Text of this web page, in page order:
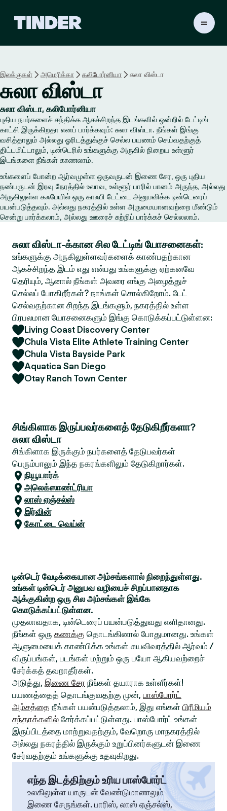
ம்
இலக்குகள் அமெரிக்கா கலிபோர்னியா சுலா விஸ்டா
சுலா விஸ்டா
சுலா விஸ்டா, கலிபோர்னியா
புதிய நபர்களைச் சந்திக்க ஆகச்சிறந்த இடங்களில் ஒன்றில் டேட்டிங்
காட்சி இருக்கிறதா எனப் பார்க்கவும்: சுலா விஸ்டா. நீங்கள் இங்கு
வசித்தாலும் அல்லது ஓரிடத்துக்குச் செல்ல பயணம் செய்வதற்குத்
திட்டமிட்டாலும், டின்டெரில் உங்களுக்கு அருகில் நிறைய உள்ளூர்
இடங்களை நீங்கள் காணலாம்.
உங்களைப் போன்ற ஆர்வமுள்ள ஒருவருடன் இணை சேர, ஒரு புதிய
நண்பருடன் இரவு நேரத்தில் உலாவ, உள்ளூர் பாரில் பானம் அருந்த, அல்லது
அருகிலுள்ள கஃபேயில் ஒரு காஃபி டேட்டை அனுபவிக்க டின்டெரைப்
பயன்படுத்தவும். அல்லது நகரத்தில் உள்ள அருமையானவற்றை மீண்டும்
சென்று பார்க்கலாம், அல்லது ஊரைச் சுற்றிப் பார்க்கச் செல்லலாம்.
சுலா விஸ்டா-க்கான சில டேட்டிங் யோசனைகள்:
உங்களுக்கு அருகிலுள்ளவர்களைக் காண்பதற்கான
ஆகச்சிறந்த இடம் எது என்பது உங்களுக்கு ஏற்கனவே
தெரியும், ஆனால் நீங்கள் அவரை எங்கு அழைத்துச்
செல்லப் போகிறீர்கள்? நாங்கள் சொல்கிறோம். டேட்
செல்வதற்கான சிறந்த இடங்களும், நகரத்தில் உள்ள
பிரபலமான யோசனைகளும் இங்கு கொடுக்கப்பட்டுள்ளன:
Living Coast Discovery Center
Chula Vista Elite Athlete Training Center
Chula Vista Bayside Park
Aquatica San Diego
Otay Ranch Town Center
சிங்கிளாக இருப்பவர்களைத் தேடுகிறீர்களா?
சுலா விஸ்டா
சிங்கிளாக இருக்கும் நபர்களைத் தேடுபவர்கள்
பெரும்பாலும் இந்த நகரங்களிலும் தேடுகிறார்கள்.
நியூயார்க்
அலெக்ஸாண்ட்ரியா
லாஸ் ஏஞ்சல்ஸ்
இர்வின்
கோட்டை வெய்ன்
டின்டெர் வேடிக்கையான அம்சங்களால் நிறைந்துள்ளது.
உங்கள் டின்டெர் அனுபவ வழியைச் சிறப்பானதாக
ஆக்குகின்ற ஒரு சில அம்சங்கள் இங்கே
கொடுக்கப்பட்டுள்ளன.
முதலாவதாக, டின்டெரைப் பயன்படுத்துவது எளிதானது.
நீங்கள் ஒரு கணக்கு தொடங்கினால் போதுமானது. உங்கள்
ஆளுமையைக் காண்பிக்க உங்கள் சுயவிவரத்தில் ஆர்வம் /
விருப்பங்கள், படங்கள் மற்றும் ஒரு பயோ ஆகியவற்றைச்
சேர்க்கத் தவறாதீர்கள்.
அடுத்து, இணை சேர நீங்கள் தயாராக உள்ளீர்கள்!
பயணத்தைத் தொடங்குவதற்கு முன், பாஸ்போர்ட்
அம்சத்தை நீங்கள் பயன்படுத்தலாம், இது எங்கள் பிரீமியம்
சந்தாக்களில் சேர்க்கப்பட்டுள்ளது. பாஸ்போர்ட் உங்கள்
இருப்பிடத்தை மாற்றுவதற்கும், வேறொரு மாநகரத்தில்
அல்லது நகரத்தில் இருக்கும் உறுப்பினர்களுடன் இணை
சேர்வதற்கும் உங்களுக்கு உதவுகிறது.
எந்த இடத்திற்கும் உரிய பாஸ்போர்ட்
உலகிலுள்ள யாருடன் வேண்டுமானாலும்
இணை சேருங்கள். பாரிஸ், லாஸ் ஏஞ்சல்ஸ்,